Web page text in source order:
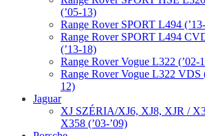
(’05-13)
Range Rover SPORT L494
Range Rover SPORT L494
(’13-18)
Range Rover Vogue L322 (’02-
Range Rover Vogue L322 VDS
12)
Jaguar
XJ SZÉRIA/XJ6, XJ8, XJR /
X358 (’03-’09)